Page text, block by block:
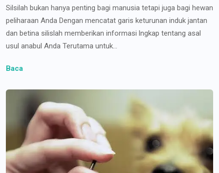
Silsilah bukan hanya penting bagi manusia tetapi juga bagi hewan
peliharaan Anda Dengan mencatat garis keturunan induk jantan
dan betina silislah memberikan informasi lngkap tentang asal
usul anabul Anda Terutama untuk...
Baca